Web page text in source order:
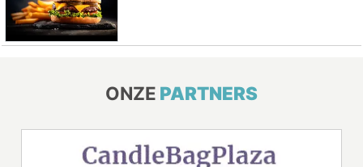
ONZE PARTNERS